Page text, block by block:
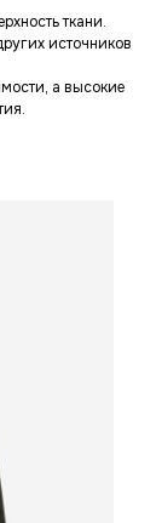
ткани.
источников
а высокие